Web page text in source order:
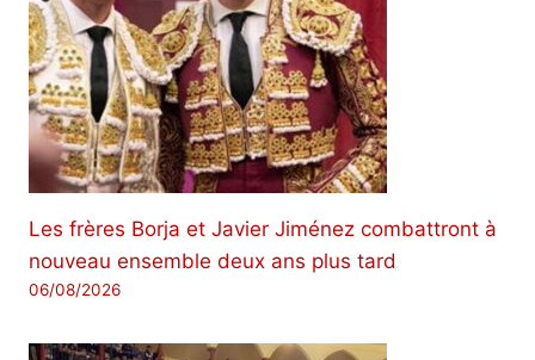
Les frères Borja et Javier Jiménez combattront à
nouveau ensemble deux ans plus tard
06/08/2026